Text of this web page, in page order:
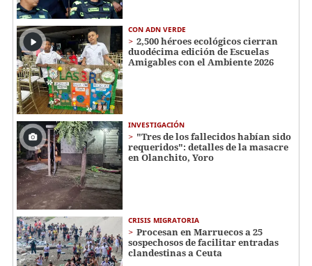
CON ADN VERDE
2,500 héroes ecológicos cierran
duodécima edición de Escuelas
Amigables con el Ambiente 2026
INVESTIGACIÓN
"Tres de los fallecidos habían sido
requeridos": detalles de la masacre
en Olanchito, Yoro
CRISIS MIGRATORIA
Procesan en Marruecos a 25
sospechosos de facilitar entradas
clandestinas a Ceuta